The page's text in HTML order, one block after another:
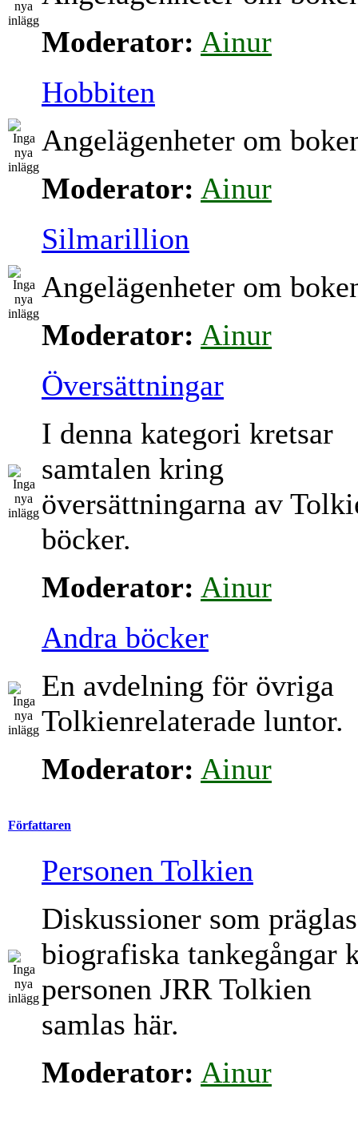
Moderator: Ainur
Hobbiten
Angelägenheter om
Moderator: Ainur
Silmarillion
Angelägenheter om
Moderator: Ainur
Översättningar
I denna kategori kretsar
samtalen kring
översättningarna av
böcker.
Moderator: Ainur
Andra böcker
En avdelning för övriga
Tolkienrelaterade luntor.
Moderator: Ainur
Författaren
Personen Tolkien
Diskussioner som
biografiska tankegångar
personen JRR Tolkien
samlas här.
Moderator: Ainur